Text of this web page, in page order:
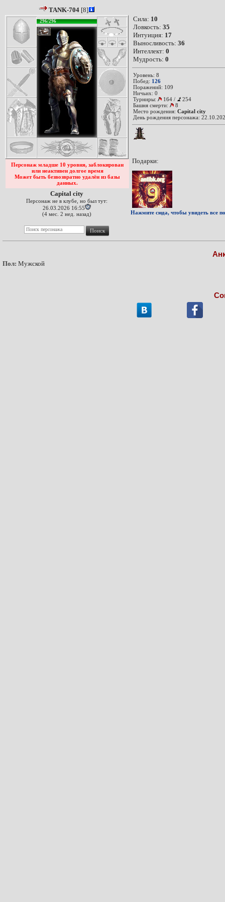
TANK-704 [8]
296/296
Персонаж младше 10 уровня, заблокирован
или неактивен долгое время
Может быть безвозвратно удалён из базы
данных.
Capital city
Персонаж не в клубе, но был тут:
26.03.2026 16:55
(4 мес. 2 нед. назад)
Сила: 10
Ловкость: 35
Интуиция: 17
Выносливость: 36
Интеллект: 0
Мудрость: 0
Уровень: 8
Побед: 126
Поражений: 109
Ничьих: 0
Турниры:
164 /
254
Башня смерти:
8
Место рождения: Capital city
День рождения персонажа:
Подарки:
Нажмите сюда, чтобы увидеть все
Пол: Мужской